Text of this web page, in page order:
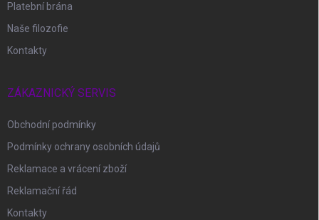
Platební brána
Naše filozofie
Kontakty
ZÁKAZNICKÝ SERVIS
Obchodní podmínky
Podmínky ochrany osobních údajů
Reklamace a vrácení zboží
Reklamační řád
Kontakty